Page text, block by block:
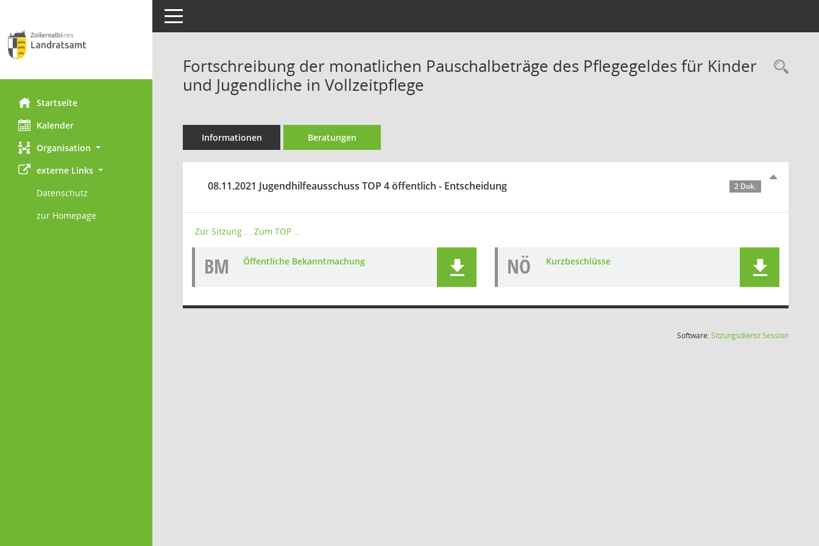
Startseite
Kalender
Organisation
externe Links
Datenschutz
zur Homepage
Toggle navigation
Fortschreibung der monatlichen Pauschalbeträge des Pflegegeldes für Kinder
und Jugendliche in Vollzeitpflege
Informationen Beratungen
08.11.2021 Jugendhilfeausschuss TOP 4 öffentlich - Entscheidung 2 Dok.
Zur Sitzung ... Zum TOP ...
BM Öffentliche Bekanntmachung NÖ Kurzbeschlüsse
Software:SitzungsdienstSession(Wird in